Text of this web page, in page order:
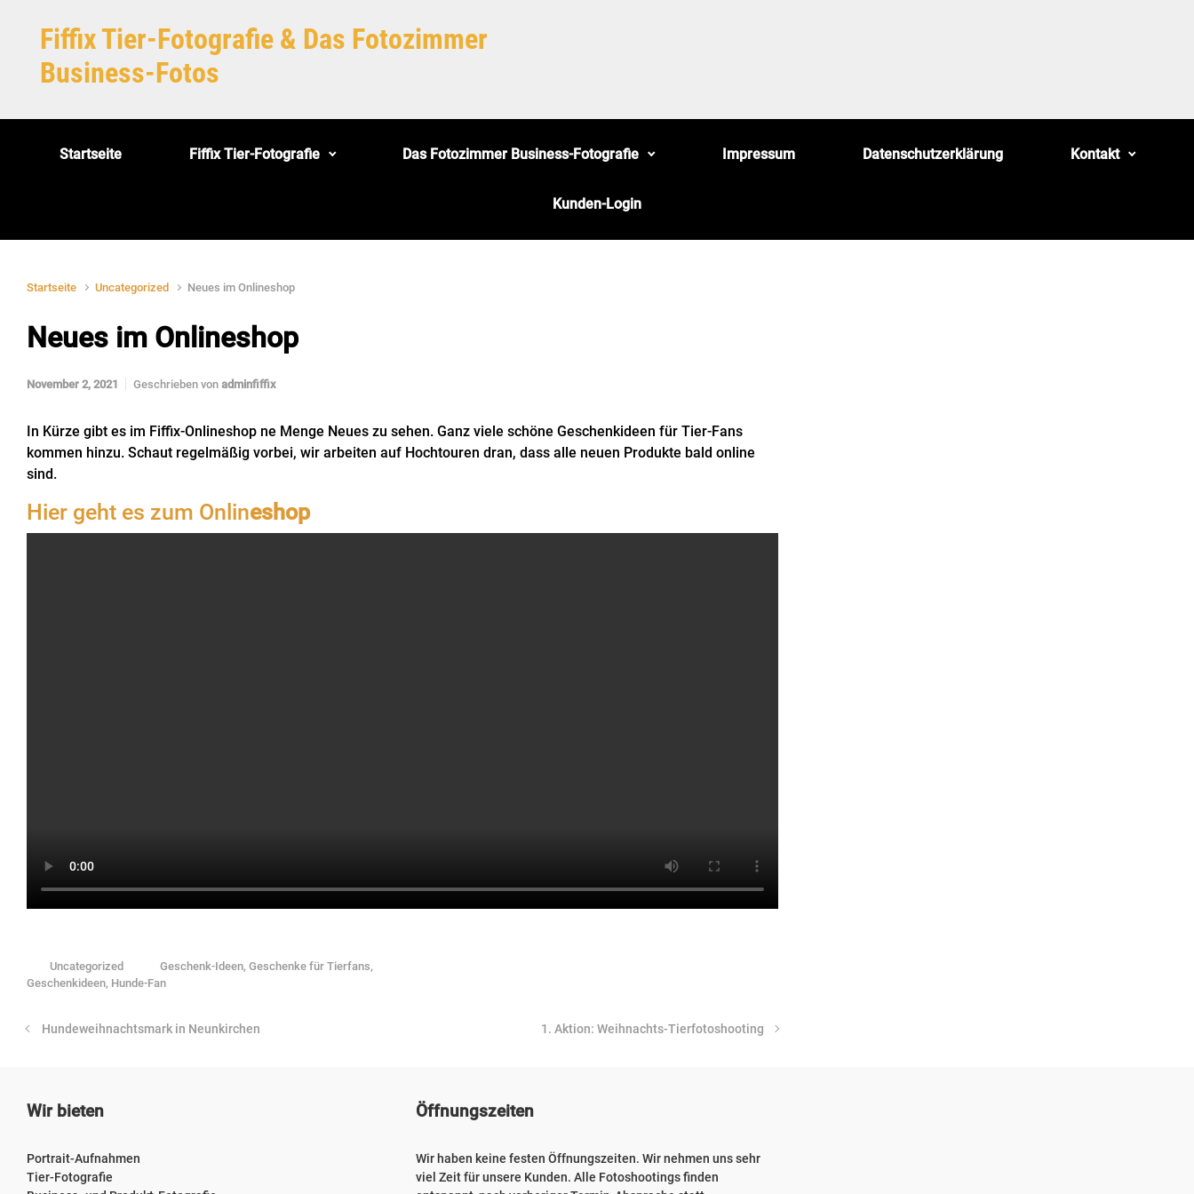
Fiffix Tier-Fotografie & Das Fotozimmer
Business-Fotos
Startseite Fiffix Tier-Fotografie Das Fotozimmer Business-Fotografie Impressum Datenschutzerklärung Kontakt
Kunden-Login
Startseite Uncategorized Neues im Onlineshop
Neues im Onlineshop
November 2, 2021 Geschrieben von adminfiffix
In Kürze gibt es im Fiffix-Onlineshop ne Menge Neues zu sehen. Ganz viele schöne Geschenkideen für Tier-Fans
kommen hinzu. Schaut regelmäßig vorbei, wir arbeiten auf Hochtouren dran, dass alle neuen Produkte bald online
sind.
Hier geht es zum Onlineshop
Uncategorized Geschenk-Ideen,Geschenke für Tierfans,
Geschenkideen, Hunde-Fan
Hundeweihnachtsmark in Neunkirchen 1. Aktion: Weihnachts-Tierfotoshooting
Wir bieten
Portrait-Aufnahmen
Tier-Fotografie
Öffnungszeiten
Wir haben keine festen Öffnungszeiten. Wir nehmen uns sehr
viel Zeit für unsere Kunden. Alle Fotoshootings finden